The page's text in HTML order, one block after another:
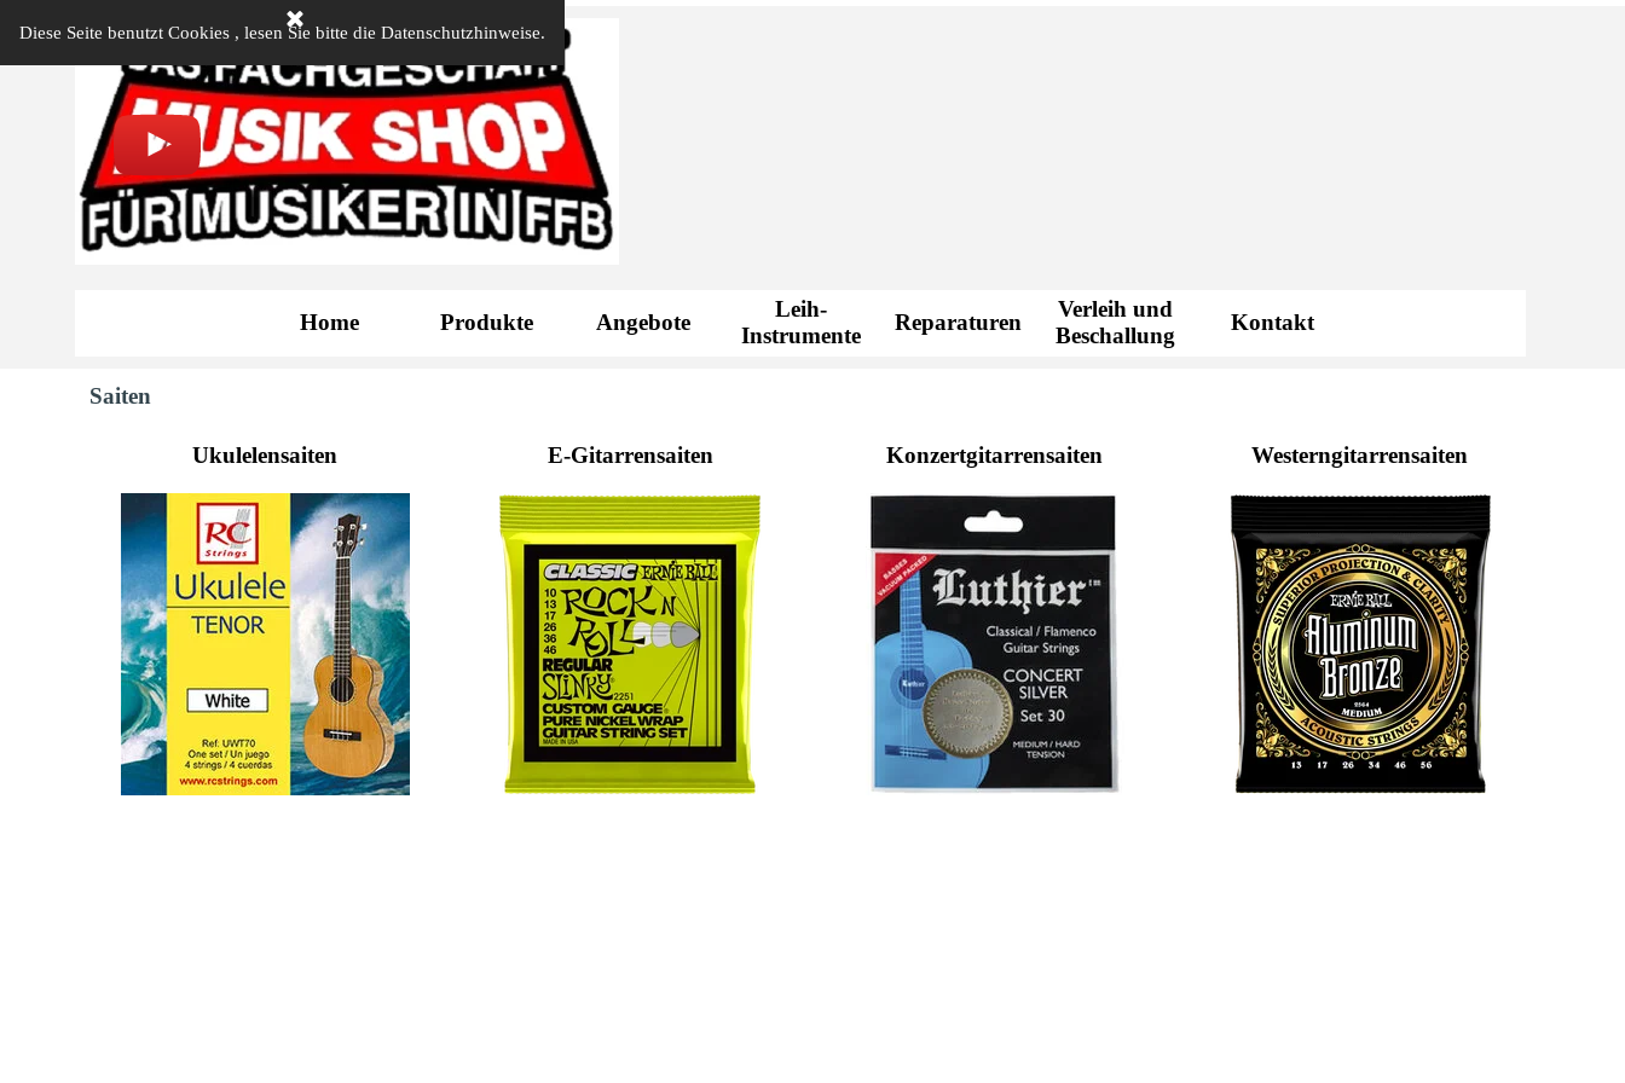
Diese Seite benutzt Cookies , lesen Sie bitte die Datenschutzhinweise.
Öffnungszeiten Ladengeschäft
MO - FR14:30 - 19:00 Uhr
DI + DO09:30 - 12:30 Uhr
SA09:30 - 13:00 Uhr
Tel: 08141 - 24 50 868
Mobil: 0179 - 107 5857
Menü überspringen
Home Produkte ▼
Angebote
Leih-
Instrumente
Reparaturen
Verleih und
Beschallung
Kontakt
Saiten
Ukulelensaiten
Im Ladengeschäft vorrätig
E-Gitarrensaiten
Im Ladengeschäft vorrätig
Konzertgitarrensaiten
Im Ladengeschäft vorrätig
Westerngitarrensaiten
Im Ladengeschäft vorrätig